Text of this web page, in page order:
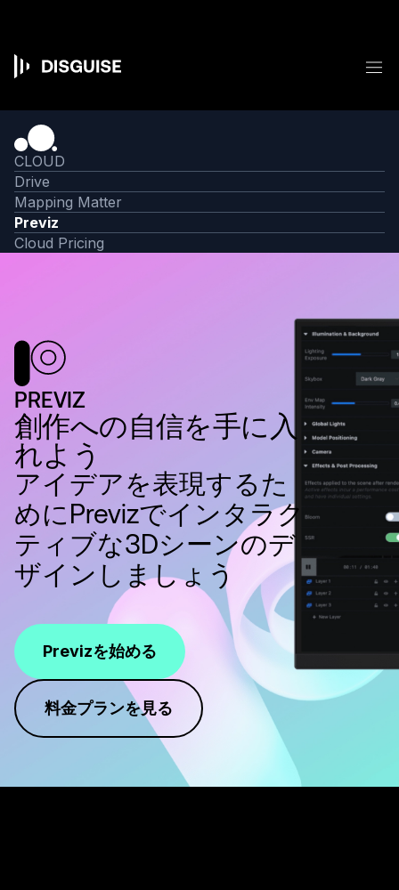
Main
navigation
CLOUD
Drive
Mapping Matter
Previz
Cloud Pricing
PREVIZ
創作への自信を手に入
れよう
アイデアを表現するた
めにPrevizでインタラク
ティブな3Dシーンのデ
ザインしましょう
Previzを始める
料金プランを見る